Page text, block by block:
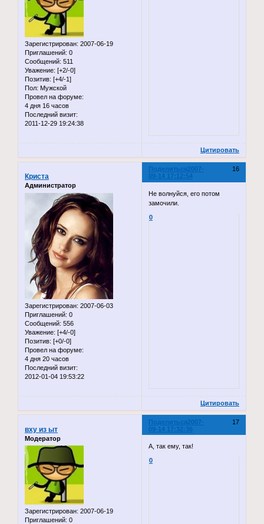
Зарегистрирован: 2007-06-19
Приглашений: 0
Сообщений: 511
Уважение: [+2/-0]
Позитив: [+4/-1]
Пол: Мужской
Провел на форуме:
4 дня 16 часов
Последний визит:
2011-12-29 19:24:38
Цитировать
Поделиться 16
2007-
09-14 17:12:54
Криста
Администратор
Зарегистрирован: 2007-06-03
Приглашений: 0
Сообщений: 556
Уважение: [+4/-0]
Позитив: [+0/-0]
Провел на форуме:
4 дня 20 часов
Последний визит:
2012-01-04 19:53:22
Не волнуйся, его потом
замочили.
0
Цитировать
Поделиться 17
2007-
09-14 17:32:36
вху из ыт
Модератор
Зарегистрирован: 2007-06-19
Приглашений: 0
А, так ему, так!
0